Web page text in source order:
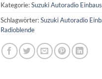
Kategorie:Suzuki Autoradio
Schlagwörter:Suzuki Autoradio
Radioblende